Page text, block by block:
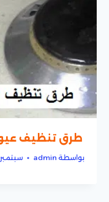
طرق تنظيف
بواسطة admin سبتمبر 26, 2018